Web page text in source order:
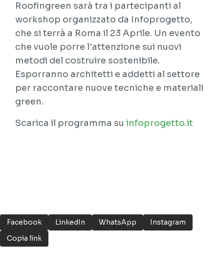
Roofingreen sarà tra i partecipanti al
workshop organizzato da Infoprogetto,
che si terrà a Roma il 23 Aprile. Un evento
che vuole porre l'attenzione sui nuovi
metodi del costruire sostenibile.
Esporranno architetti e addetti al settore
per raccontare nuove tecniche e materiali
green.
Scarica il programma suinfoprogetto.it
Facebook LinkedIn WhatsApp
Instagram
Copia link